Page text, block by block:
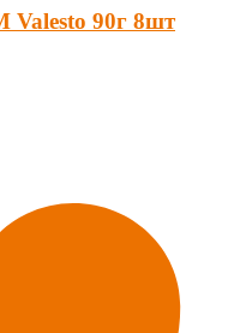
90г 8шт